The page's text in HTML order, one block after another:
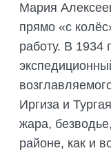
Мария
прямо «с
работу. В 1934
Иргиза и
жара,
районе, как и